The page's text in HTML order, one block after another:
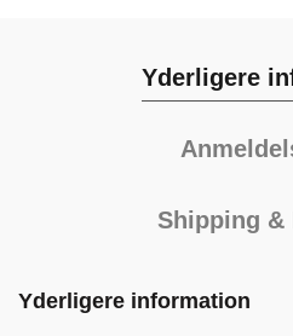
Yderligere
Shipping &
Yderligere information